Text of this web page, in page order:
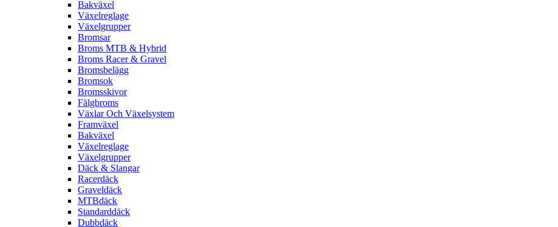
Bakväxel
Växelreglage
Växelgrupper
Bromsar
Broms MTB & Hybrid
Broms Racer & Gravel
Bromsbelägg
Bromsok
Bromsskivor
Fälgbroms
Växlar Och Växelsystem
Framväxel
Bakväxel
Växelreglage
Växelgrupper
Däck & Slangar
Racerdäck
Graveldäck
MTBdäck
Standarddäck
Dubbdäck